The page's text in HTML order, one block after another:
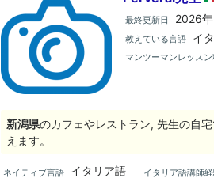
最終更新日 2026
教えている言語 イ
マンツーマンレッスン
新潟県のカフェやレストラン, 先生の自
えます。
ネイティブ言語 イタリア語 イタリア語講師